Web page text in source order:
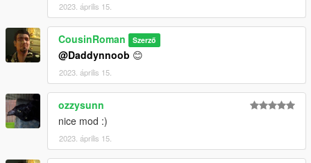
2023. április 15.
CousinRoman Szerző
@Daddynnoob 😊
2023. április 15.
ozzysunn
nice mod :)
2023. április 15.